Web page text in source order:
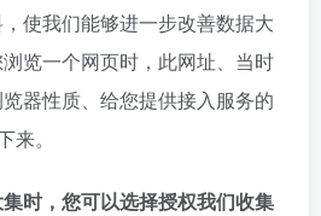
使我们能够进一步改善数据大
览一个网页时，此网址、当时
器性质、给您提供接入服务的
。
集时，您可以选择授权我们收集